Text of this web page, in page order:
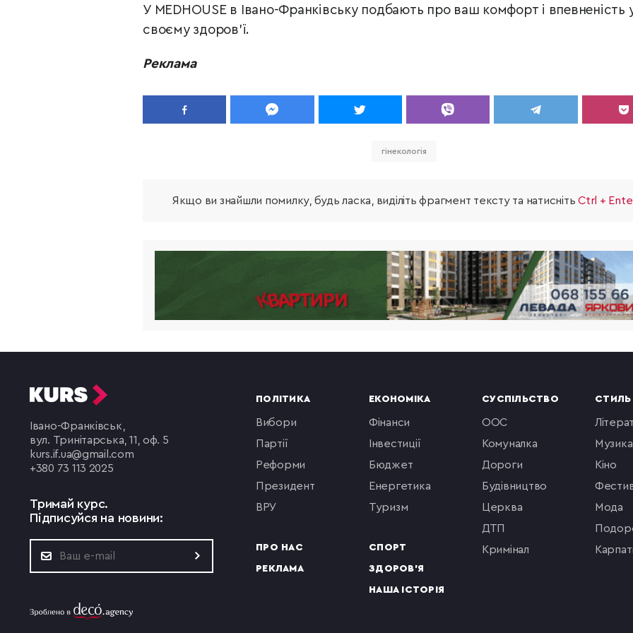
У MEDHOUSE в Івано-Франківську подбають про ваш комфорт і впевненість
своєму здоров’ї.
Реклама
гінекологія
Якщо ви знайшли помилку, будь ласка, виділіть фрагмент тексту та натиснітьCtrl +
Івано-Франківськ,
вул. Тринітарська, 11, оф. 5
kurs.if.ua@gmail.com
+380 73 113 2025
Тримай курс.
Підписуйся на новини:
ПОЛІТИКА
вибори
партії
реформи
президент
ВРУ
ПРО НАС
РЕКЛАМА
ЕКОНОМІКА
фінанси
інвестиції
бюджет
енергетика
туризм
СПОРТ
ЗДОРОВ'Я
НАША ІСТОРІЯ
СУСПІЛЬСТВО
ООС
комуналка
Дороги
будівництво
церква
ДТП
кримінал
музика
кіно
мода